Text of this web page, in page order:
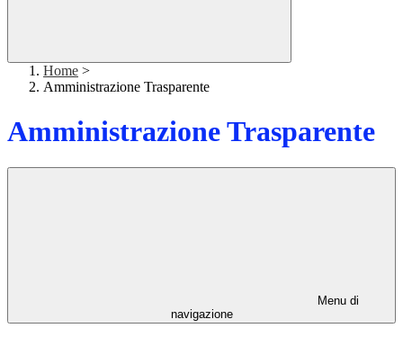
Home >
Amministrazione Trasparente
Amministrazione Trasparente
Menu di
navigazione